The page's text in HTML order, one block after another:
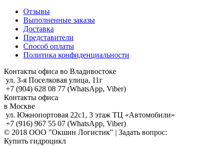
Отзывы
Выполненные заказы
Доставка
Представители
Способ оплаты
Политика конфиденциальности
Контакты офиса во Владивостоке
ул. 3-я Поселковая улица, 11г
+7 (904) 628 08 77 (WhatsApp, Viber)
Контакты офиса
в Москве
ул. Южнопортовая 22с1, 3 этаж ТЦ «Автомобили»
+7 (916) 967 55 07 (WhatsApp, Viber)
© 2018 ООО "Окшин Логистик" | Задать вопрос:
Купить гидроцикл